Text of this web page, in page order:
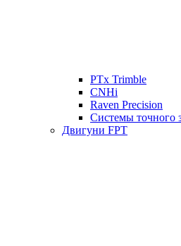
PTx Trimble
CNHi
Raven Precision
Системы точного
Двигуни FPT